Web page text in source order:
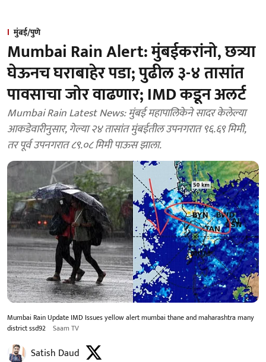
मुंबई/पुणे
Mumbai Rain Alert: मुंबईकरांनो, छत्र्या
घेऊनच घराबाहेर पडा; पुढील ३-४ तासांत
पावसाचा जोर वाढणार; IMD कडून अलर्ट
Mumbai Rain Latest News: मुंबई महापालिकेने सादर केलेल्या
आकडेवारीनुसार, गेल्या २४ तासांत मुंबईतील उपनगरात ९६.६९ मिमी,
तर पूर्व उपनगरात ८९.०८ मिमी पाऊस झाला.
Mumbai Rain Update IMD Issues yellow alert mumbai thane and maharashtra many
district ssd92 Saam TV
Satish Daud